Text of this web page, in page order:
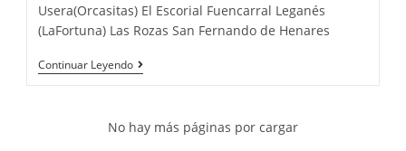
Usera(Orcasitas) El Escorial Fuencarral Leganés
(LaFortuna) Las Rozas San Fernando de Henares
Continuar Leyendo
No hay más páginas por cargar